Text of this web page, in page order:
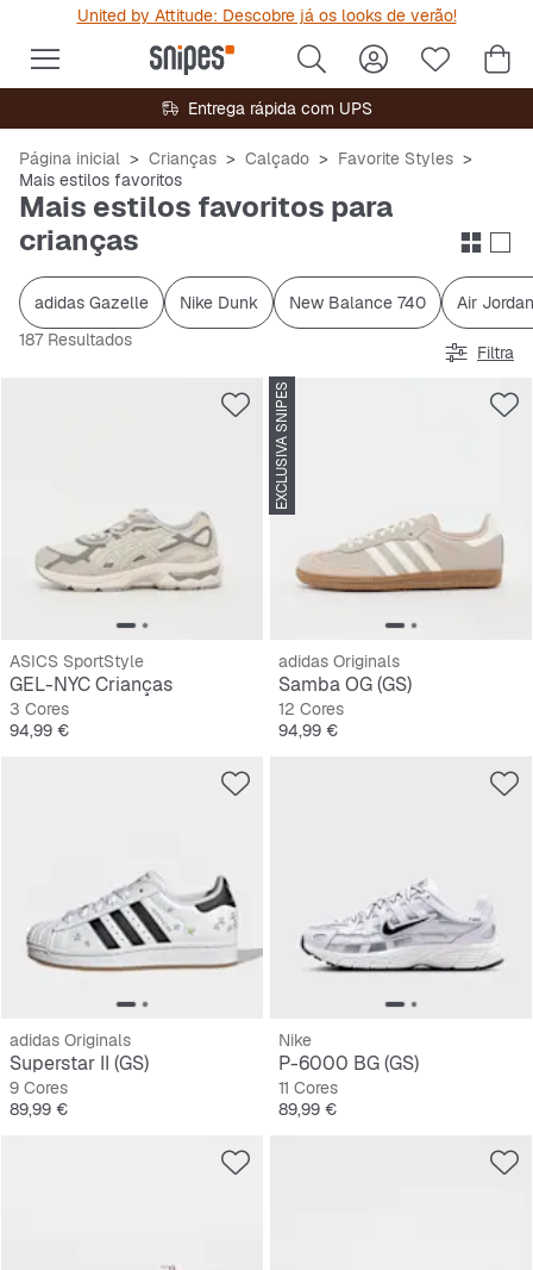
United by Attitude: Descobre já os looks de verão!
Entrega rápida com UPS
Página inicial Crianças Calçado
Favorite Styles
Mais estilos favoritos
Mais estilos favoritos para
crianças
adidas Gazelle Nike Dunk New Balance 740
Air
187 Resultados
Filtra
ASICS SportStyle
GEL-NYC Crianças
3 Cores
Preço
94,99 €
EXCLUSIVA SNIPES
adidas Originals
Samba OG (GS)
12 Cores
Preço
94,99 €
adidas Originals
Superstar II (GS)
9 Cores
Preço
89,99 €
Nike
P-6000 BG (GS)
11 Cores
Preço
89,99 €